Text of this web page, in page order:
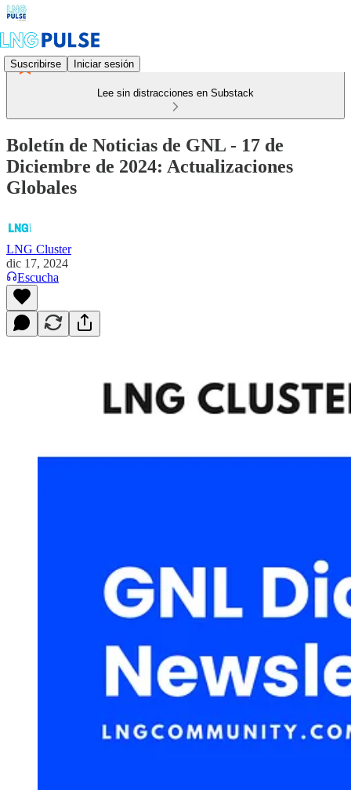
Suscribirse Iniciar sesión
Lee sin distracciones en Substack
Boletín de Noticias de GNL - 17 de
Diciembre de 2024: Actualizaciones
Globales
LNG Cluster
dic 17, 2024
Escucha